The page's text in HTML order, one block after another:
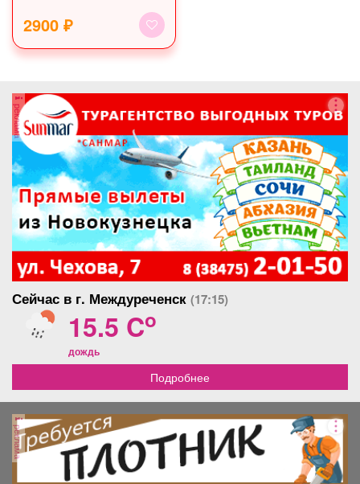
2900 ₽
реклама
Сейчас в г. Междуреченск (17:15)
15.5 Co
дождь
Подробнее
реклама